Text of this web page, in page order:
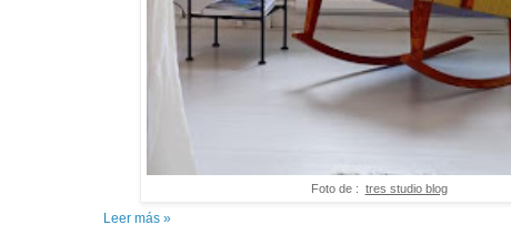
Foto de : tres studio blog
Leer más »